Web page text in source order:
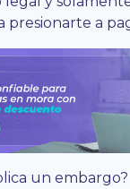
presionarte a
un embargo?